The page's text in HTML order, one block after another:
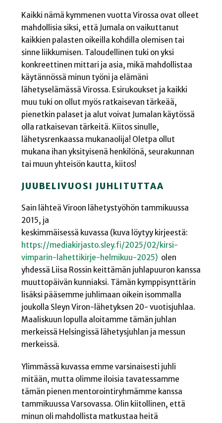
Kaikki nämä kymmenen vuotta Virossa ovat olleet
mahdollisia siksi, että Jumala on vaikuttanut
kaikkien palasten oikeilla kohdilla olemisen tai
sinne liikkumisen. Taloudellinen tuki on yksi
konkreettinen mittari ja asia, mikä mahdollistaa
käytännössä minun työni ja elämäni
lähetyselämässä Virossa. Esirukoukset ja kaikki
muu tuki on ollut myös ratkaisevan tärkeää,
pienetkin palaset ja alut voivat Jumalan käytössä
olla ratkaisevan tärkeitä. Kiitos sinulle,
lähetysrenkaassa mukanaolija! Oletpa ollut
mukana ihan yksityisenä henkilönä, seurakunnan
tai muun yhteisön kautta, kiitos!
JUUBELIVUOSI JUHLITUTTAA
Sain lähteä Viroon lähetystyöhön tammikuussa
2015, ja
keskimmäisessä kuvassa (kuva löytyy kirjeestä:
https://mediakirjasto.sley.fi/2025/02/kirsi-
vimparin-lahettikirje-helmikuu-2025) olen
yhdessä Liisa Rossin keittämän juhlapuuron kanssa
muuttopäivän kunniaksi. Tämän kymppisynttärin
lisäksi pääsemme juhlimaan oikein isommalla
joukolla Sleyn Viron-lähetyksen 20- vuotisjuhlaa.
Maaliskuun lopulla aloitamme tämän juhlan
merkeissä Helsingissä lähetysjuhlan ja messun
merkeissä.
Ylimmässä kuvassa emme varsinaisesti juhli
mitään, mutta olimme iloisia tavatessamme
tämän pienen mentorointiryhmämme kanssa
tammikuussa Varsovassa. Olin kiitollinen, että
minun oli mahdollista matkustaa heitä